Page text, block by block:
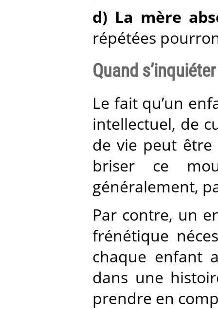
d) La mère
répétées
Quand
Le fait qu’un
intellectuel, de
de vie peut
briser ce
généralement,
Par contre, un
frénétique
chaque enfant
dans une
prendre en